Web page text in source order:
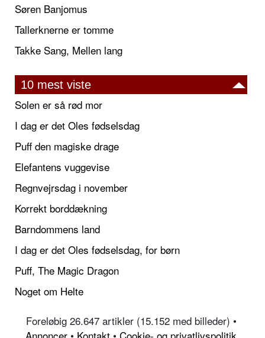
Søren Banjomus
Tallerknerne er tomme
Takke Sang, Mellen lang
10 mest viste
Solen er så rød mor
I dag er det Oles fødselsdag
Puff den magiske drage
Elefantens vuggevise
Regnvejrsdag i november
Korrekt borddækning
Barndommens land
I dag er det Oles fødselsdag, for børn
Puff, The Magic Dragon
Noget om Helte
Foreløbig 26.647 artikler (15.152 med billeder) •